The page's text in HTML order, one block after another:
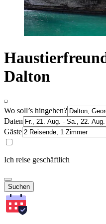
Dalton
Wo soll’s hingehen?
Daten
Gäste
Ich reise geschäftlich
Suchen